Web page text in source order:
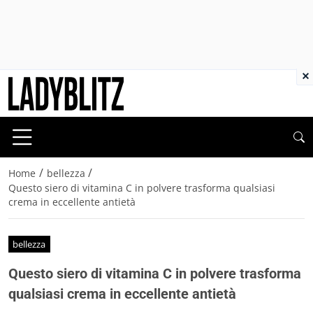
Home / bellezza /
Questo siero di vitamina C in polvere trasforma qualsiasi
crema in eccellente antietà
bellezza
Questo siero di vitamina C in polvere trasforma
qualsiasi crema in eccellente antietà
×